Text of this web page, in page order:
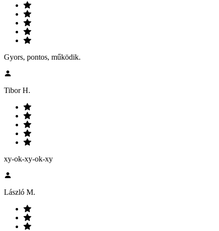
Gyors, pontos, működik.
Tibor H.
xy-ok-xy-ok-xy
László M.